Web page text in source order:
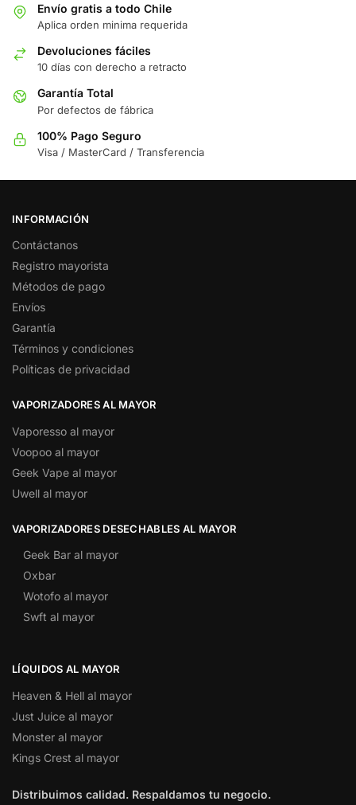
Envío gratis a todo Chile
Aplica orden minima requerida
Devoluciones fáciles
10 días con derecho a retracto
Garantía Total
Por defectos de fábrica
100% Pago Seguro
Visa / MasterCard / Transferencia
INFORMACIÓN
Contáctanos
Registro mayorista
Métodos de pago
Envíos
Garantía
Términos y condiciones
Políticas de privacidad
VAPORIZADORES AL MAYOR
Vaporesso al mayor
Voopoo al mayor
Geek Vape al mayor
Uwell al mayor
VAPORIZADORES DESECHABLES AL MAYOR
Geek Bar al mayor
Oxbar
Wotofo al mayor
Swft al mayor
LÍQUIDOS AL MAYOR
Heaven & Hell al mayor
Just Juice al mayor
Monster al mayor
Kings Crest al mayor
Distribuimos calidad. Respaldamos tu negocio.